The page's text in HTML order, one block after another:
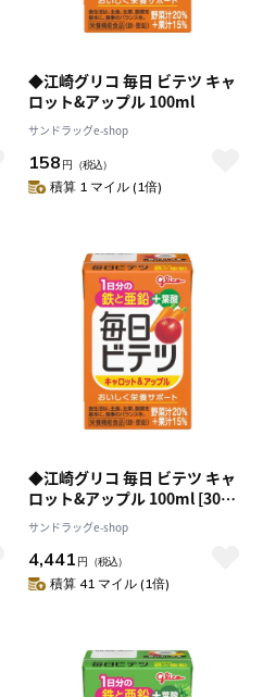
◆江崎グリコ 毎日 ビテツ キャ
ロット&アップル 100ml
サンドラッグe-shop
158 円 （税込）
積算 1 マイル (1倍)
◆江崎グリコ 毎日 ビテツ キャ
ロット&アップル 100ml [30個
セット]
サンドラッグe-shop
4,441 円 （税込）
積算 41 マイル (1倍)